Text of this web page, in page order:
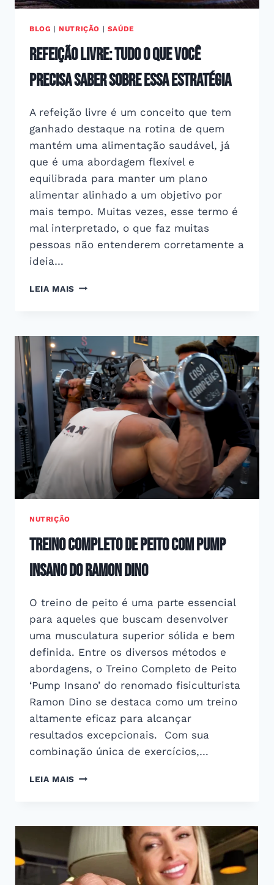
BLOG |NUTRIÇÃO | SAÚDE
Refeição livre: tudo o que você
precisa saber sobre essa estratégia
A refeição livre é um conceito que tem
ganhado destaque na rotina de quem
mantém uma alimentação saudável, já
que é uma abordagem flexível e
equilibrada para manter um plano
alimentar alinhado a um objetivo por
mais tempo. Muitas vezes, esse termo é
mal interpretado, o que faz muitas
pessoas não entenderem corretamente a
ideia…
LEIA MAIS REFEIÇÃO
QUE
VOCÊ
PRECISA
SABER
SOBRE
ESSA
ESTRATÉGIA
NUTRIÇÃO
Treino Completo de Peito com Pump
Insano do Ramon Dino
O treino de peito é uma parte essencial
para aqueles que buscam desenvolver
uma musculatura superior sólida e bem
definida. Entre os diversos métodos e
abordagens, o Treino Completo de Peito
‘Pump Insano’ do renomado fisiculturista
Ramon Dino se destaca como um treino
altamente eficaz para alcançar
resultados excepcionais. Com sua
combinação única de exercícios,…
LEIA MAIS TREINO
COM
INSANO
DO
RAMON